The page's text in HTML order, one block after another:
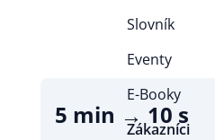
Slovník
Eventy
E-Booky
Zákazníci
5 min → 10 s